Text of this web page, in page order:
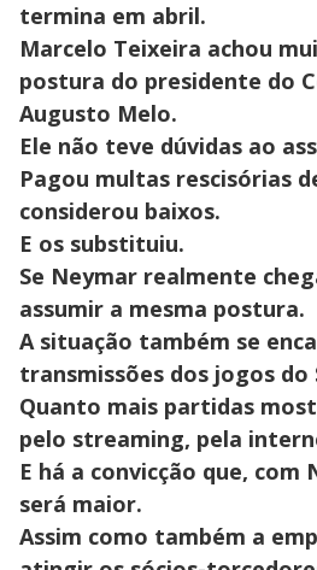
termina em abril.
Marcelo Teixeira achou
postura do presidente do
Augusto Melo.
Ele não teve dúvidas ao
Pagou multas rescisórias
considerou baixos.
E os substituiu.
Se Neymar realmente
assumir a mesma postura.
A situação também se
transmissões dos jogos do
Quanto mais partidas
pelo streaming, pela
E há a convicção que, com
será maior.
Assim como também a